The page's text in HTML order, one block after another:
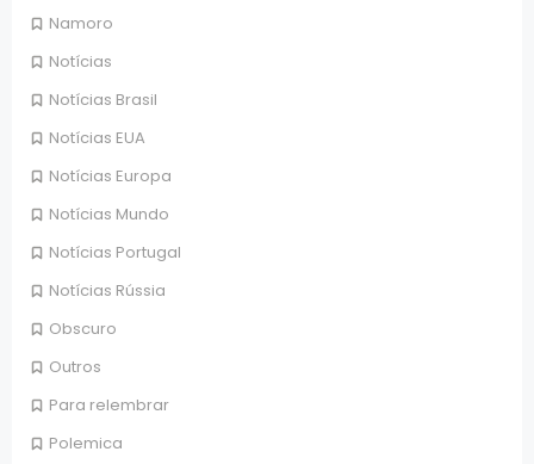
Namoro
Notícias
Notícias Brasil
Notícias EUA
Notícias Europa
Notícias Mundo
Notícias Portugal
Notícias Rússia
Obscuro
Outros
Para relembrar
Polemica